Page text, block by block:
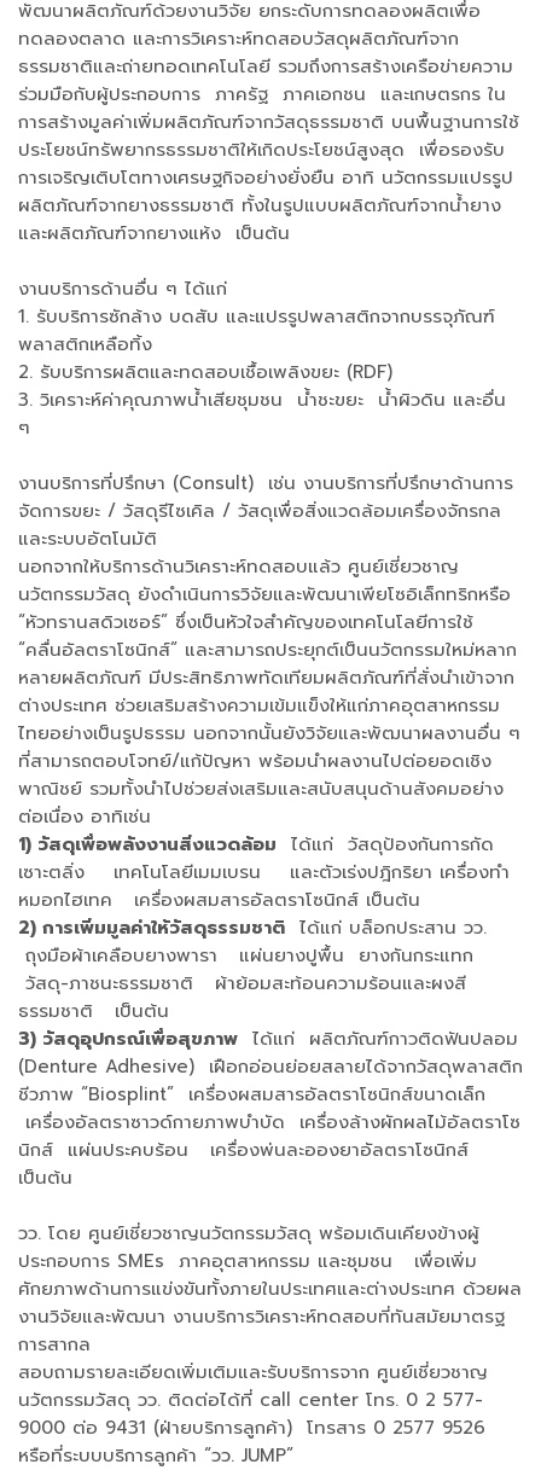
พัฒนาผลิตภัณฑ์ด้วยงานวิจัย ยกระดับการทดลองผลิตเพื่อ
ทดลองตลาด และการวิเคราะห์ทดสอบวัสดุผลิตภัณฑ์จาก
ธรรมชาติและถ่ายทอดเทคโนโลยี รวมถึงการสร้างเครือข่ายความ
ร่วมมือกับผู้ประกอบการ ภาครัฐ ภาคเอกชน และเกษตรกร ใน
การสร้างมูลค่าเพิ่มผลิตภัณฑ์จากวัสดุธรรมชาติ บนพื้นฐานการใช้
ประโยชน์ทรัพยากรธรรมชาติให้เกิดประโยชน์สูงสุด เพื่อรองรับ
การเจริญเติบโตทางเศรษฐกิจอย่างยั่งยืน อาทิ นวัตกรรมแปรรูป
ผลิตภัณฑ์จากยางธรรมชาติ ทั้งในรูปแบบผลิตภัณฑ์จากน้ำยาง
และผลิตภัณฑ์จากยางแห้ง เป็นต้น
งานบริการด้านอื่น ๆ ได้แก่
1. รับบริการซักล้าง บดสับ และแปรรูปพลาสติกจากบรรจุภัณฑ์
พลาสติกเหลือทิ้ง
2. รับบริการผลิตและทดสอบเชื้อเพลิงขยะ (RDF)
3. วิเคราะห์ค่าคุณภาพน้ำเสียชุมชน น้ำชะขยะ น้ำผิวดิน และอื่น
ๆ
งานบริการที่ปรึกษา (Consult) เช่น งานบริการที่ปรึกษาด้านการ
จัดการขยะ / วัสดุรีไซเคิล / วัสดุเพื่อสิ่งแวดล้อมเครื่องจักรกล
และระบบอัตโนมัติ
นอกจากให้บริการด้านวิเคราะห์ทดสอบแล้ว ศูนย์เชี่ยวชาญ
นวัตกรรมวัสดุ ยังดำเนินการวิจัยและพัฒนาเพียโซอิเล็กทริกหรือ
“หัวทรานสดิวเซอร์” ซึ่งเป็นหัวใจสำคัญของเทคโนโลยีการใช้
“คลื่นอัลตราโซนิกส์” และสามารถประยุกต์เป็นนวัตกรรมใหม่หลาก
หลายผลิตภัณฑ์ มีประสิทธิภาพทัดเทียมผลิตภัณฑ์ที่สั่งนำเข้าจาก
ต่างประเทศ ช่วยเสริมสร้างความเข้มแข็งให้แก่ภาคอุตสาหกรรม
ไทยอย่างเป็นรูปธรรม นอกจากนั้นยังวิจัยและพัฒนาผลงานอื่น ๆ
ที่สามารถตอบโจทย์/แก้ปัญหา พร้อมนำผลงานไปต่อยอดเชิง
พาณิชย์ รวมทั้งนำไปช่วยส่งเสริมและสนับสนุนด้านสังคมอย่าง
ต่อเนื่อง อาทิเช่น
1) วัสดุเพื่อพลังงานสิ่งแวดล้อม ได้แก่ วัสดุป้องกันการกัด
เซาะตลิ่ง เทคโนโลยีเมมเบรน และตัวเร่งปฎิกริยา เครื่องทำ
หมอกไฮเทค เครื่องผสมสารอัลตราโซนิกส์ เป็นต้น
2) การเพิ่มมูลค่าให้วัสดุธรรมชาติ ได้แก่ บล็อกประสาน วว.
ถุงมือผ้าเคลือบยางพารา แผ่นยางปูพื้น ยางกันกระแทก
วัสดุ-ภาชนะธรรมชาติ ผ้าย้อมสะท้อนความร้อนและผงสี
ธรรมชาติ เป็นต้น
3) วัสดุอุปกรณ์เพื่อสุขภาพ ได้แก่ ผลิตภัณฑ์กาวติดฟันปลอม
(Denture Adhesive) เฝือกอ่อนย่อยสลายได้จากวัสดุพลาสติก
ชีวภาพ “Biosplint” เครื่องผสมสารอัลตราโซนิกส์ขนาดเล็ก
เครื่องอัลตราซาวด์กายภาพบำบัด เครื่องล้างผักผลไม้อัลตราโซ
นิกส์ แผ่นประคบร้อน เครื่องพ่นละอองยาอัลตราโซนิกส์
เป็นต้น
วว. โดย ศูนย์เชี่ยวชาญนวัตกรรมวัสดุ พร้อมเดินเคียงข้างผู้
ประกอบการ SMEs ภาคอุตสาหกรรม และชุมชน เพื่อเพิ่ม
ศักยภาพด้านการแข่งขันทั้งภายในประเทศและต่างประเทศ ด้วยผล
งานวิจัยและพัฒนา งานบริการวิเคราะห์ทดสอบที่ทันสมัยมาตรฐ
การสากล
สอบถามรายละเอียดเพิ่มเติมและรับบริการจาก ศูนย์เชี่ยวชาญ
นวัตกรรมวัสดุ วว. ติดต่อได้ที่ call center โทร. 0 2 577-
9000 ต่อ 9431 (ฝ่ายบริการลูกค้า) โทรสาร 0 2577 9526
หรือที่ระบบบริการลูกค้า “วว. JUMP”